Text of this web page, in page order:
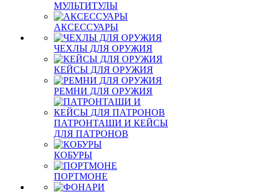
МУЛЬТИТУЛЫ
АКСЕССУАРЫ
ЧЕХЛЫ ДЛЯ ОРУЖИЯ
КЕЙСЫ ДЛЯ ОРУЖИЯ
РЕМНИ ДЛЯ ОРУЖИЯ
ПАТРОНТАШИ И КЕЙСЫ
ДЛЯ ПАТРОНОВ
КОБУРЫ
ПОРТМОНЕ